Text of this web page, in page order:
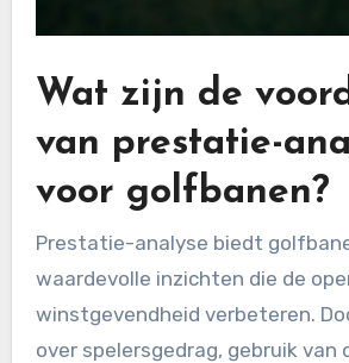
Wat zijn de
van prestatie-
voor golfbanen?
Prestatie-analyse biedt
waardevolle inzichten die de
winstgevendheid verbeteren.
over spelersgedrag, gebruik van